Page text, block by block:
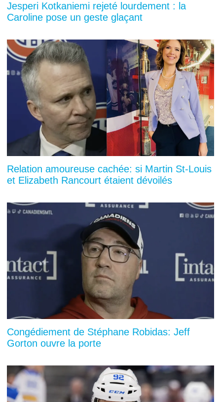
Jesperi Kotkaniemi rejeté lourdement : la
Caroline pose un geste glaçant
Relation amoureuse cachée: si Martin St-Louis
et Elizabeth Rancourt étaient dévoilés
Congédiement de Stéphane Robidas: Jeff
Gorton ouvre la porte